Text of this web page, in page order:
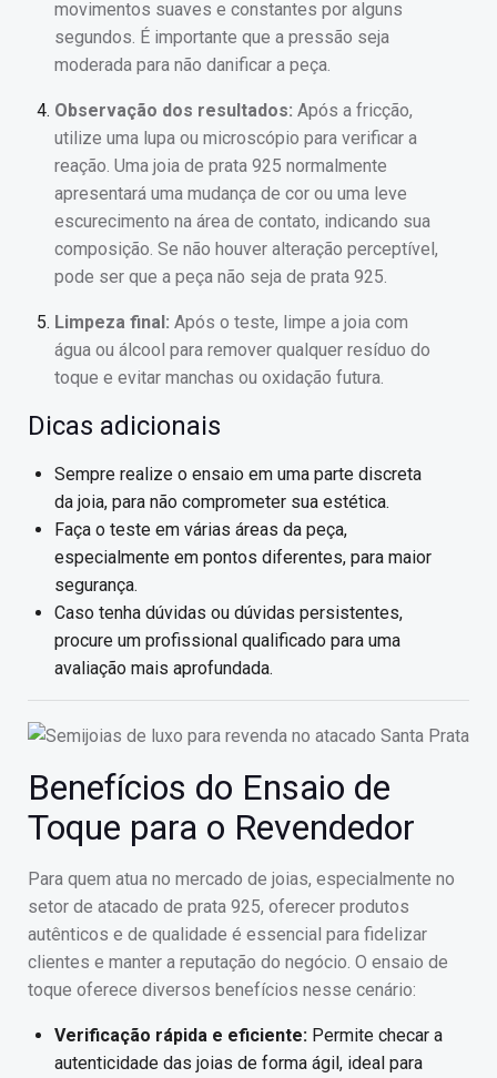
movimentos suaves e constantes por alguns
segundos. É importante que a pressão seja
moderada para não danificar a peça.
Observação dos resultados: Após a fricção,
utilize uma lupa ou microscópio para verificar a
reação. Uma joia de prata 925 normalmente
apresentará uma mudança de cor ou uma leve
escurecimento na área de contato, indicando sua
composição. Se não houver alteração perceptível,
pode ser que a peça não seja de prata 925.
Limpeza final: Após o teste, limpe a joia com
água ou álcool para remover qualquer resíduo do
toque e evitar manchas ou oxidação futura.
Dicas adicionais
Sempre realize o ensaio em uma parte discreta
da joia, para não comprometer sua estética.
Faça o teste em várias áreas da peça,
especialmente em pontos diferentes, para maior
segurança.
Caso tenha dúvidas ou dúvidas persistentes,
procure um profissional qualificado para uma
avaliação mais aprofundada.
Benefícios do Ensaio de
Toque para o Revendedor
Para quem atua no mercado de joias, especialmente no
setor de atacado de prata 925, oferecer produtos
autênticos e de qualidade é essencial para fidelizar
clientes e manter a reputação do negócio. O ensaio de
toque oferece diversos benefícios nesse cenário:
Verificação rápida e eficiente: Permite checar a
autenticidade das joias de forma ágil, ideal para